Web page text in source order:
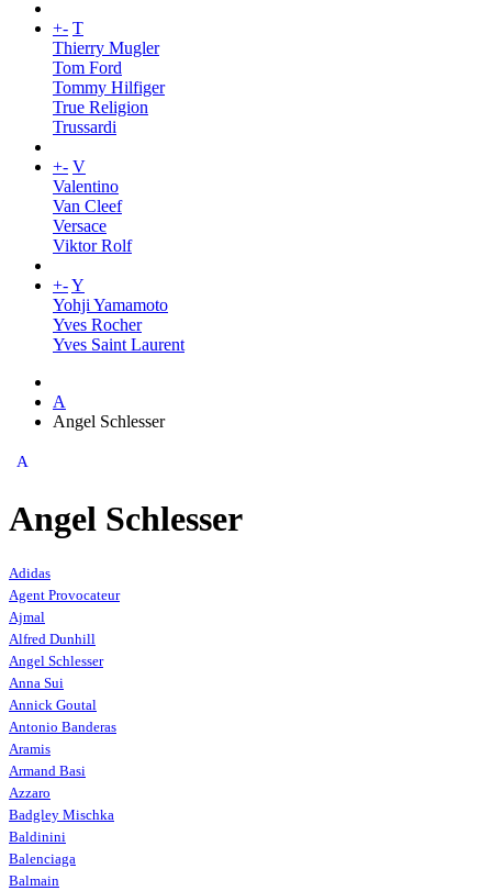
+- T
Thierry Mugler
Tom Ford
Tommy Hilfiger
True Religion
Trussardi
+- V
Valentino
Van Cleef
Versace
Viktor Rolf
+-Y
Yohji Yamamoto
Yves Rocher
Yves Saint Laurent
A
Angel Schlesser
A
Angel Schlesser
Adidas
Agent Provocateur
Ajmal
Alfred Dunhill
Angel Schlesser
Anna Sui
Annick Goutal
Antonio Banderas
Aramis
Armand Basi
Azzaro
Badgley Mischka
Baldinini
Balenciaga
Balmain